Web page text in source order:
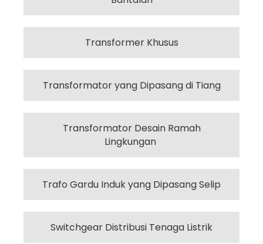
Transformer Khusus
Transformator yang Dipasang di Tiang
Transformator Desain Ramah
Lingkungan
Trafo Gardu Induk yang Dipasang Selip
Switchgear Distribusi Tenaga Listrik